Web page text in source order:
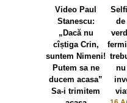
Video Paul
Stanescu:
„Dacă nu
cîștiga Crin,
suntem Nimeni!
Putem sa ne
ducem acasa”
Sa-i trimitem
nu